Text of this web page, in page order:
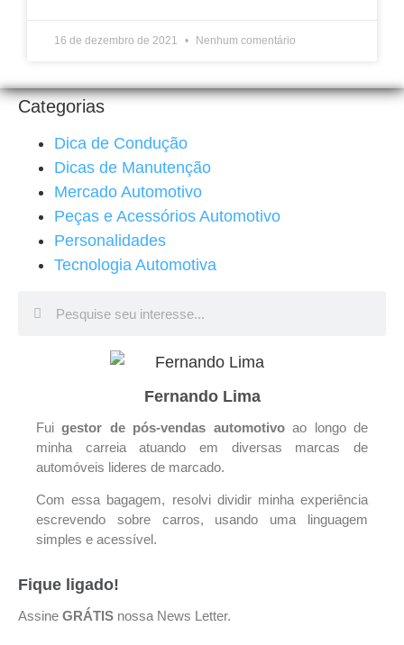
16 de dezembro de 2021 Nenhum comentário
Categorias
Dica de Condução
Dicas de Manutenção
Mercado Automotivo
Peças e Acessórios Automotivo
Personalidades
Tecnologia Automotiva
Fernando Lima
Fuigestor de pós-vendas automotivoao longo de
minha carreia atuando em diversas marcas de
automóveis lideres de marcado.
Com essa bagagem, resolvi dividir minha experiência
escrevendo sobre carros, usando uma linguagem
simples e acessível.
Fique ligado!
Assine GRÁTIS nossa News Letter.